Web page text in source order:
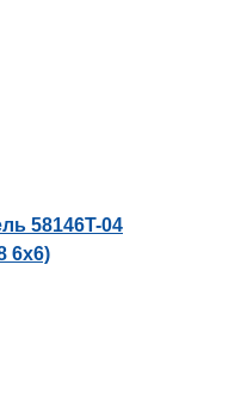
58146T-04
6х6)